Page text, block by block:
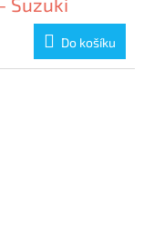
Do košíku